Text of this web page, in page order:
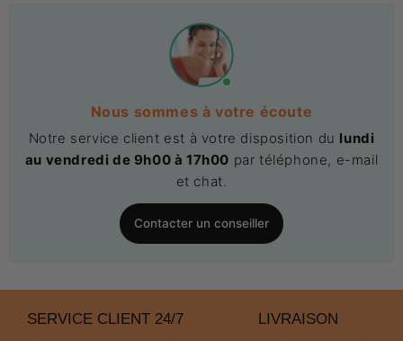
Nous sommes à votre écoute
Notre service client est à votre disposition du lundi
au vendredi de 9h00 à 17h00 par téléphone, e-mail
et chat.
Contacter un conseiller
SERVICE CLIENT 24/7 LIVRAISON